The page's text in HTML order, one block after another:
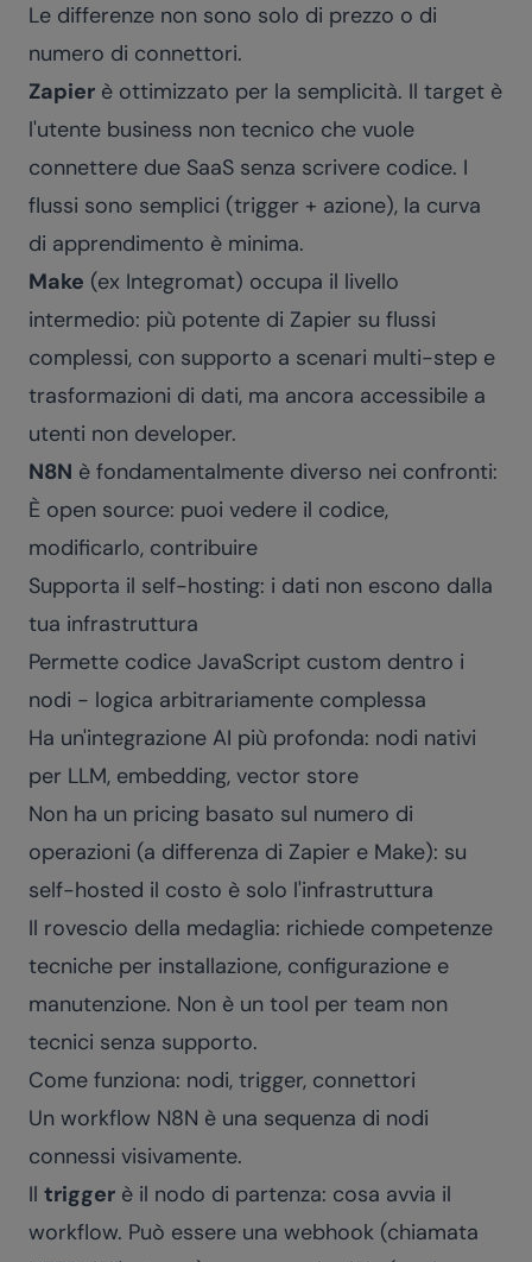
Le differenze non sono solo di prezzo o di
numero di connettori.
Zapier è ottimizzato per la semplicità. Il target è
l'utente business non tecnico che vuole
connettere due SaaS senza scrivere codice. I
flussi sono semplici (trigger + azione), la curva
di apprendimento è minima.
Make (ex Integromat) occupa il livello
intermedio: più potente di Zapier su flussi
complessi, con supporto a scenari multi-step e
trasformazioni di dati, ma ancora accessibile a
utenti non developer.
N8N è fondamentalmente diverso nei confronti:
È open source: puoi vedere il codice,
modificarlo, contribuire
Supporta il self-hosting: i dati non escono dalla
tua infrastruttura
Permette codice JavaScript custom dentro i
nodi - logica arbitrariamente complessa
Ha un'integrazione AI più profonda: nodi nativi
per LLM, embedding, vector store
Non ha un pricing basato sul numero di
operazioni (a differenza di Zapier e Make): su
self-hosted il costo è solo l'infrastruttura
Il rovescio della medaglia: richiede competenze
tecniche per installazione, configurazione e
manutenzione. Non è un tool per team non
tecnici senza supporto.
Come funziona: nodi, trigger, connettori
Un workflow N8N è una sequenza di nodi
connessi visivamente.
Il trigger è il nodo di partenza: cosa avvia il
workflow. Può essere una webhook (chiamata